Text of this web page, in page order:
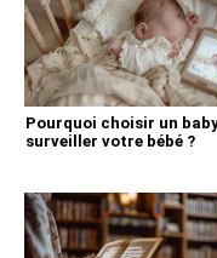
Pourquoi choisir un
surveiller votre bébé ?